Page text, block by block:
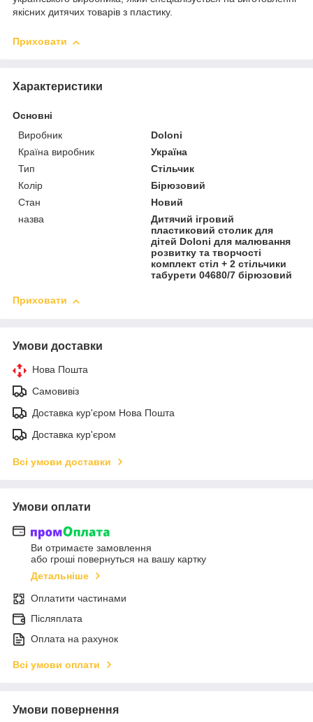
якісних дитячих товарів з пластику.
Приховати
Характеристики
Основні
Виробник
Doloni
Країна виробник
Україна
Тип
Стільчик
Колір
Бірюзовий
Стан
Новий
назва
Дитячий ігровий
пластиковий столик для
дітей Doloni для малювання
розвитку та творчості
комплект стіл + 2 стільчики
табурети 04680/7 бірюзовий
Приховати
Умови доставки
Нова Пошта
Самовивіз
Доставка кур'єром Нова Пошта
Доставка кур'єром
Всі умови доставки
Умови оплати
Ви отримаєте замовлення
або гроші повернуться на вашу картку
Детальніше
Оплатити частинами
Післяплата
Оплата на рахунок
Всі умови оплати
Умови повернення